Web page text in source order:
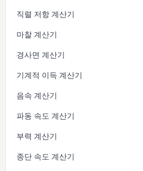
직렬 저항 계산기
마찰 계산기
경사면 계산기
기계적 이득 계산기
음속 계산기
파동 속도 계산기
부력 계산기
종단 속도 계산기